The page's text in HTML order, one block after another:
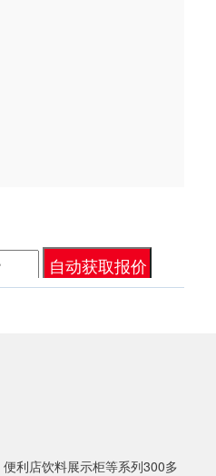
利店饮料展示柜等系列300多